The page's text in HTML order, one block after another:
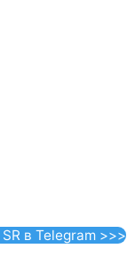
в Telegram >>>